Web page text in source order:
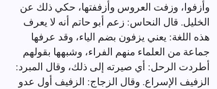
وأزفوا، وزفت العروس وأزففتها، حكي ذلك عن
الخليل. قال النحاس: زعم أبو حاتم أنه لا يعرف
هذه اللغة: يعني يزفون بضم الياء، وقد عرفها
جماعة من العلماء منهم الفراء، وشبهها بقولهم
أطردت الرحل: أي صيرته إلى ذلك، وقال المبرد:
الزفيف الإسراع. وقال الزجاج: الزفيف أول عدو